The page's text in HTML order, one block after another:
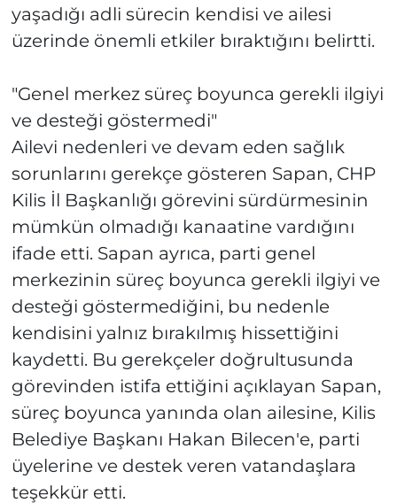
yaşadığı adli sürecin kendisi ve ailesi
üzerinde önemli etkiler bıraktığını belirtti.
"Genel merkez süreç boyunca gerekli ilgiyi
ve desteği göstermedi"
Ailevi nedenleri ve devam eden sağlık
sorunlarını gerekçe gösteren Sapan, CHP
Kilis İl Başkanlığı görevini sürdürmesinin
mümkün olmadığı kanaatine vardığını
ifade etti. Sapan ayrıca, parti genel
merkezinin süreç boyunca gerekli ilgiyi ve
desteği göstermediğini, bu nedenle
kendisini yalnız bırakılmış hissettiğini
kaydetti. Bu gerekçeler doğrultusunda
görevinden istifa ettiğini açıklayan Sapan,
süreç boyunca yanında olan ailesine, Kilis
Belediye Başkanı Hakan Bilecen'e, parti
üyelerine ve destek veren vatandaşlara
teşekkür etti.